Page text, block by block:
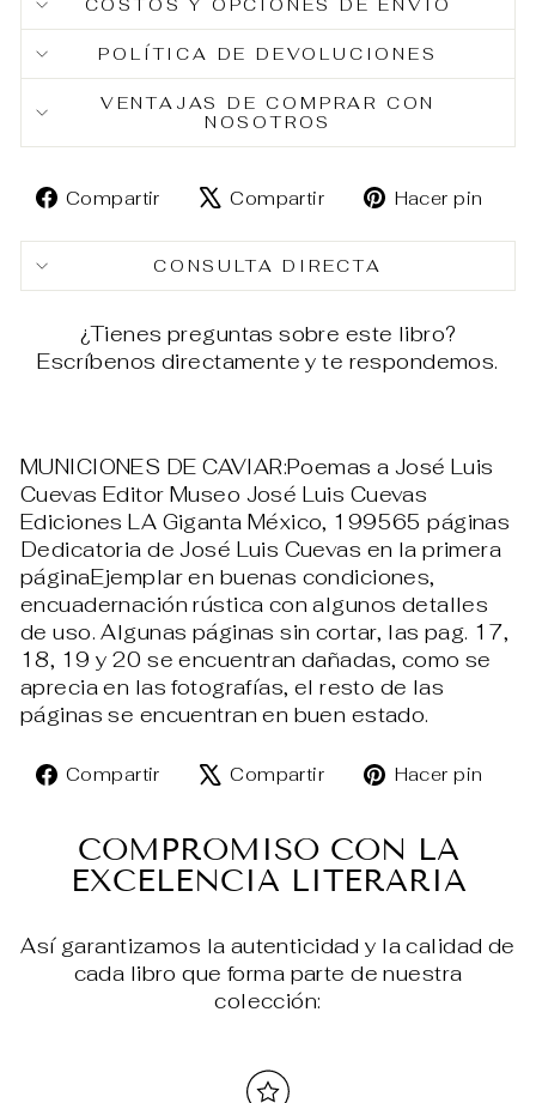
POLÍTICA DE DEVOLUCIONES
VENTAJAS DE COMPRAR CON
NOSOTROS
Compartir
Compartir
Facebook
Compartir
Tuitear
X
Hacer pin
CONSULTA DIRECTA
¿Tienes preguntas sobre este libro?
Escríbenos directamente y te respondemos.
MUNICIONES DE CAVIAR:Poemas a José Luis
Cuevas Editor Museo José Luis Cuevas
Ediciones LA Giganta México, 199565 páginas
Dedicatoria de José Luis Cuevas en la primera
páginaEjemplar en buenas condiciones,
encuadernación rústica con algunos detalles
de uso. Algunas páginas sin cortar, las pag. 17,
18, 19 y 20 se encuentran dañadas, como se
aprecia en las fotografías, el resto de las
páginas se encuentran en buen estado.
Compartir
Compartir
Compartir
TuitearHacer pin
COMPROMISO CON LA
EXCELENCIA LITERARIA
Así garantizamos la autenticidad y la calidad de
cada libro que forma parte de nuestra
colección: